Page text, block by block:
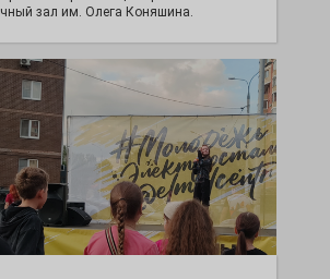
зал им. Олега Коняшина.